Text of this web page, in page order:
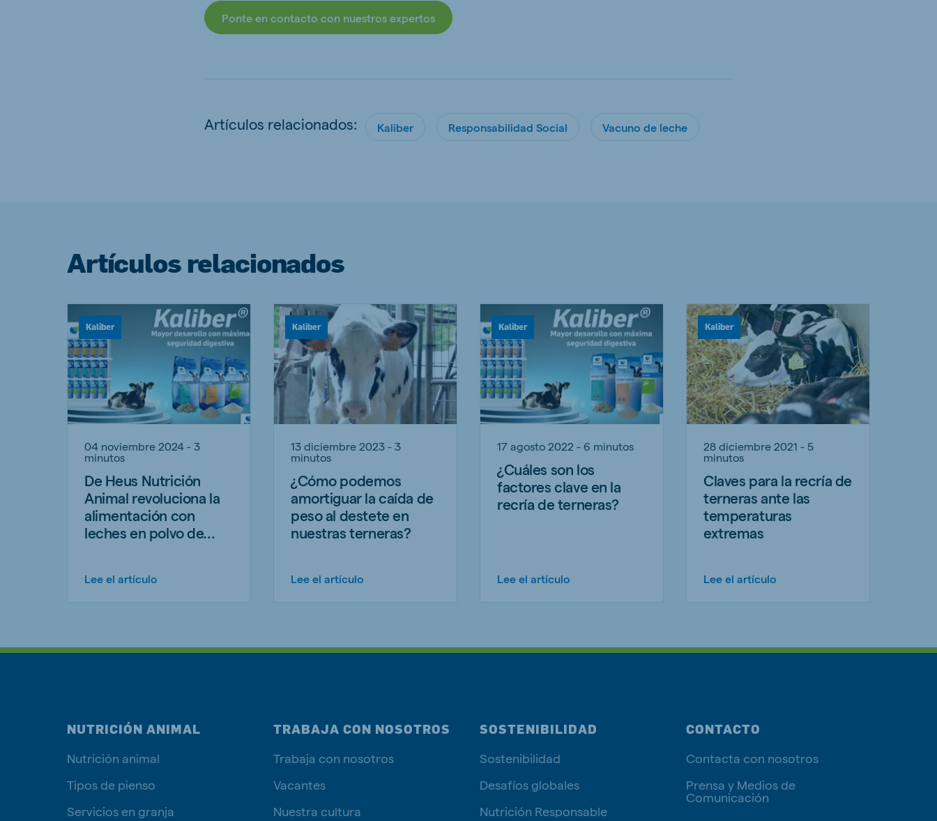
Ponte en contacto con nuestros expertos
Artículos relacionados: Kaliber Responsabilidad Social Vacuno de leche
Artículos relacionados
Kaliber
04 noviembre 2024 - 3
minutos
De Heus Nutrición
Animal revoluciona la
alimentación con
leches en polvo de...
Lee el artículo
Kaliber
13 diciembre 2023 - 3
minutos
¿Cómo podemos
amortiguar la caída de
peso al destete en
nuestras terneras?
Lee el artículo
Kaliber
17 agosto 2022 - 6 minutos
¿Cuáles son los
factores clave en la
recría de terneras?
Lee el artículo
Kaliber
28 diciembre 2021 - 5
minutos
Claves para la recría de
terneras ante las
temperaturas
extremas
Lee el artículo
NUTRICIÓN ANIMAL
Nutrición animal
Tipos de pienso
Servicios en granja
TRABAJA CON NOSOTROS
Trabaja con nosotros
Vacantes
Nuestra cultura
SOSTENIBILIDAD
Sostenibilidad
Desafíos globales
Nutrición Responsable
CONTACTO
Contacta con nosotros
Prensa y Medios de
Comunicación